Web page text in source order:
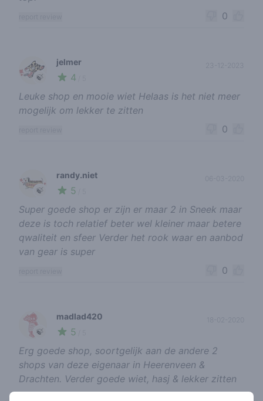
0
🍃
jelmer
4
23-12-2023
Leuke shop en mooie wiet Helaas is het niet meer
mogelijk om lekker te zitten
0
🍃
randy.niet
5
06-03-2020
Super goede shop er zijn er maar 2 in Sneek maar
deze is toch relatief beter wel kleiner maar betere
qwaliteit en sfeer Verder het rook waar en aanbod
van gear is super
0
🍃
madlad420
5
Erg goede shop, soortgelijk aan de andere 2
shops van deze eigenaar in Heerenveen &
Drachten. Verder goede wiet, hasj & lekker zitten